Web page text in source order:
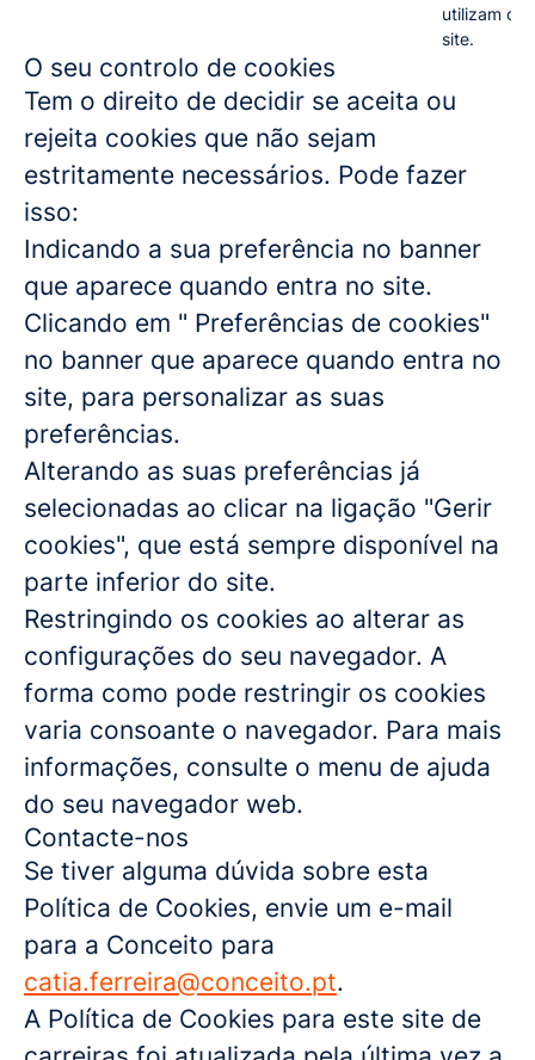
utilizam o
site.
O seu controlo de cookies
Tem o direito de decidir se aceita ou
rejeita cookies que não sejam
estritamente necessários. Pode fazer
isso:
Indicando a sua preferência no banner
que aparece quando entra no site.
Clicando em " Preferências de cookies"
no banner que aparece quando entra no
site, para personalizar as suas
preferências.
Alterando as suas preferências já
selecionadas ao clicar na ligação "Gerir
cookies", que está sempre disponível na
parte inferior do site.
Restringindo os cookies ao alterar as
configurações do seu navegador. A
forma como pode restringir os cookies
varia consoante o navegador. Para mais
informações, consulte o menu de ajuda
do seu navegador web.
Contacte-nos
Se tiver alguma dúvida sobre esta
Política de Cookies, envie um e-mail
para a Conceito para
catia.ferreira@conceito.pt.
A Política de Cookies para este site de